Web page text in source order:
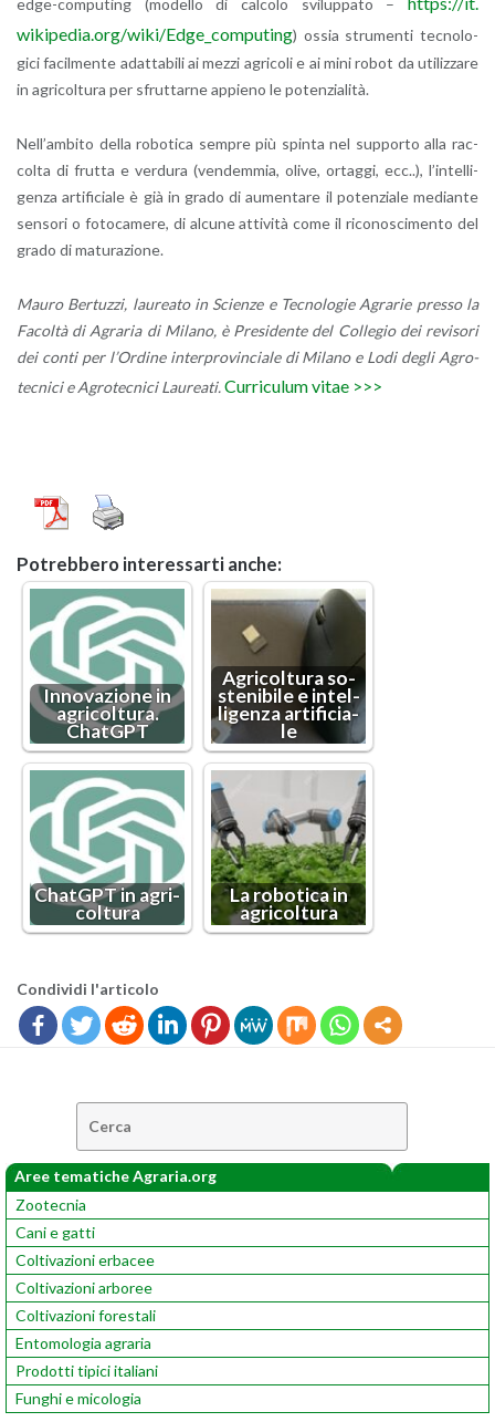
wikipedia.​org/​wiki/​Edge_​computing) ossia stru­men­ti tec­no­lo­
gi­ci fa­cil­men­te adat­ta­bi­li ai mezzi agri­co­li e ai mini robot da uti­liz­za­re
in agri­col­tu­ra per sfrut­tar­ne ap­pie­no le po­ten­zia­li­tà.
Nel­l’am­bi­to della ro­bo­ti­ca sem­pre più spin­ta nel sup­por­to alla rac­
col­ta di frut­ta e ver­du­ra (ven­dem­mia, olive, or­tag­gi, ecc..), l’in­tel­li­
gen­za ar­ti­fi­cia­le è già in grado di au­men­ta­re il po­ten­zia­le me­dian­te
sen­so­ri o fo­to­ca­me­re, di al­cu­ne at­ti­vi­tà come il ri­co­no­sci­men­to del
grado di ma­tu­ra­zio­ne.
Mauro Ber­tuz­zi, lau­rea­to in Scien­ze e Tec­no­lo­gie Agra­rie pres­so la
Fa­col­tà di Agra­ria di Mi­la­no, è Pre­si­den­te del Col­le­gio dei re­vi­so­ri
dei conti per l’Or­di­ne in­ter­pro­vin­cia­le di Mi­la­no e Lodi degli Agro­
tec­ni­ci e Agro­tec­ni­ci Lau­rea­ti.Cur­ri­cu­lum vitae >>>
Po­treb­be­ro in­te­res­sar­ti anche:
In­no­va­zio­ne in
agri­col­tu­ra.
ChatGPT
Agri­col­tu­ra so­
ste­ni­bi­le e in­tel­
li­gen­za ar­ti­fi­cia­
le
ChatGPT in agri­
col­tu­ra
La ro­bo­ti­ca in
agri­col­tu­ra
Con­di­vi­di l'ar­ti­co­lo
Aree tematiche Agraria.org
Zootecnia
Cani e gatti
Coltivazioni erbacee
Coltivazioni arboree
Coltivazioni forestali
Entomologia agraria
Prodotti tipici italiani
Funghi e micologia